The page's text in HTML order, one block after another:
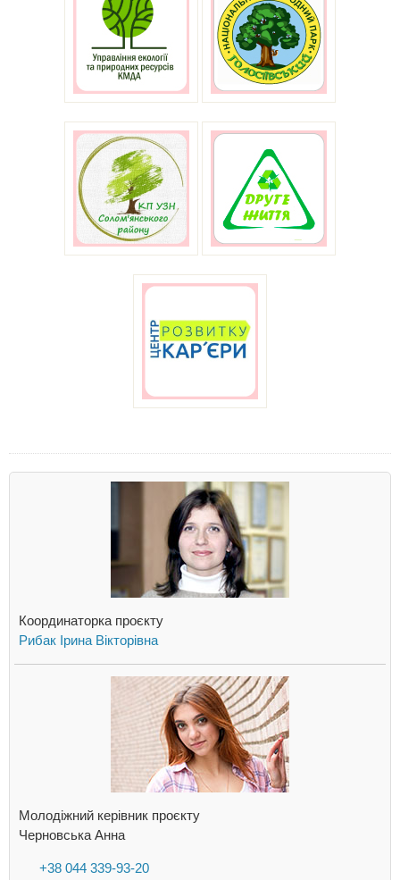
Координаторка проєкту
Рибак Ірина Вікторівна
Молодіжний керівник проєкту
Черновська Анна
+38 044 339-93-20